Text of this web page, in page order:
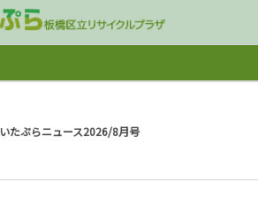
いたぷらニュース2026/8月号